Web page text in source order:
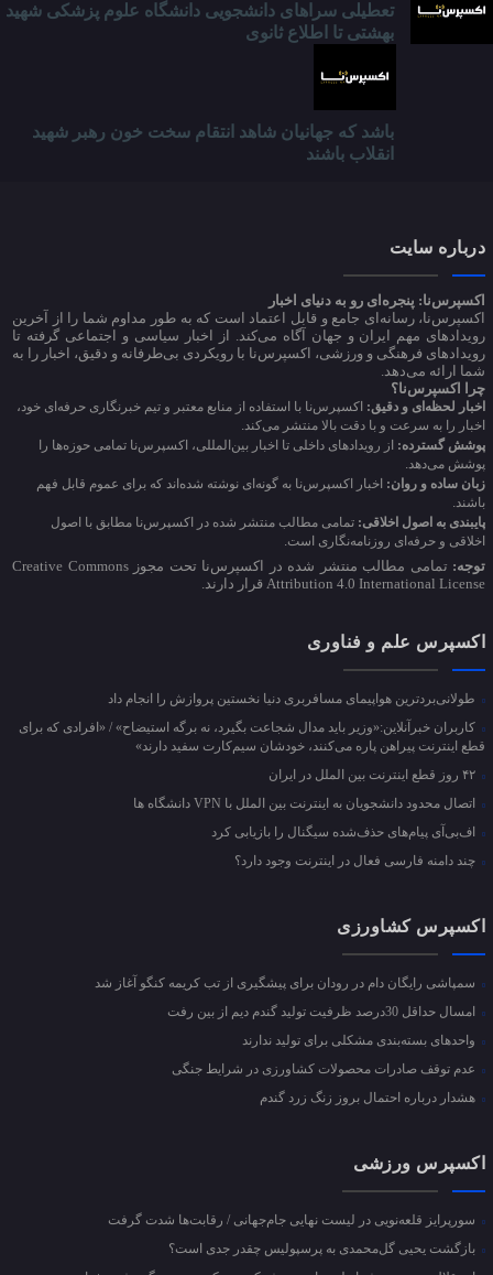
تعطیلی سراهای دانشجویی دانشگاه علوم پزشکی شهید
بهشتی تا اطلاع ثانوی
باشد که جهانیان شاهد انتقام سخت خون رهبر شهید
انقلاب باشند
درباره سایت
اکسپرس‌نا: پنجره‌ای رو به دنیای اخبار
اکسپرس‌نا، رسانه‌ای جامع و قابل اعتماد است که به طور مداوم شما را از آخرین
رویدادهای مهم ایران و جهان آگاه می‌کند. از اخبار سیاسی و اجتماعی گرفته تا
رویدادهای فرهنگی و ورزشی، اکسپرس‌نا با رویکردی بی‌طرفانه و دقیق، اخبار را به
شما ارائه می‌دهد.
چرا اکسپرس‌نا؟
اخبار لحظه‌ای و دقیق: اکسپرس‌نا با استفاده از منابع معتبر و تیم خبرنگاری حرفه‌ای خود،
اخبار را به سرعت و با دقت بالا منتشر می‌کند.
پوشش گسترده: از رویدادهای داخلی تا اخبار بین‌المللی، اکسپرس‌نا تمامی حوزه‌ها را
پوشش می‌دهد.
زبان ساده و روان: اخبار اکسپرس‌نا به گونه‌ای نوشته شده‌اند که برای عموم قابل فهم
باشند.
پایبندی به اصول اخلاقی: تمامی مطالب منتشر شده در اکسپرس‌نا مطابق با اصول
اخلاقی و حرفه‌ای روزنامه‌نگاری است.
توجه:
تمامی مطالب منتشر شده در اکسپرس‌نا تحت مجوز Creative Commons
Attribution 4.0 International License قرار دارند.
اکسپرس علم و فناوری
طولانی‌بردترین هواپیمای مسافربری دنیا نخستین پروازش را انجام داد
کاربران خبرآنلاین:«وزیر باید مدال شجاعت بگیرد، نه برگه استیضاح» / «افرادی که برای
قطع اینترنت پیراهن پاره می‌کنند، خودشان سیم‌کارت سفید دارند»
اتصال محدود دانشجویان به اینترنت بین الملل با VPN دانشگاه ها
اف‌بی‌آی پیام‌های حذف‌شده سیگنال را بازیابی کرد
چند دامنه فارسی فعال در اینترنت وجود دارد؟
اکسپرس کشاورزی
سمپاشی رایگان دام در رودان برای پیشگیری از تب کریمه کنگو آغاز شد
امسال حداقل 30درصد ظرفیت تولید گندم دیم از بین رفت
واحد‌های بسته‌بندی مشکلی برای تولید ندارند
عدم توقف صادرات محصولات کشاورزی در شرایط جنگی
هشدار درباره احتمال بروز زنگ زرد گندم
اکسپرس ورزشی
سورپرایز قلعه‌نویی در لیست نهایی جام‌جهانی / رقابت‌ها شدت گرفت
بازگشت یحیی گل‌محمدی به پرسپولیس چقدر جدی است؟